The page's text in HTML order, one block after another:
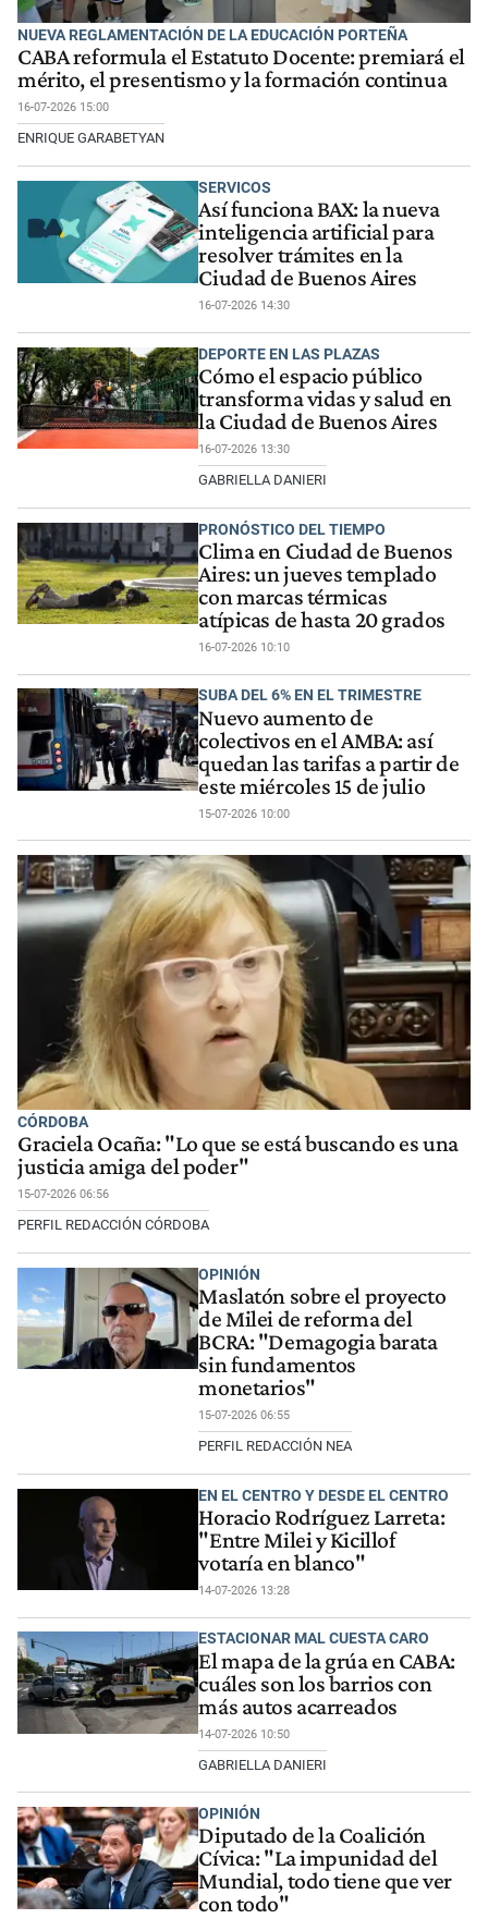
NUEVA REGLAMENTACIÓN DE LA EDUCACIÓN PORTEÑA
CABA reformula el Estatuto Docente: premiará el
mérito, el presentismo y la formación continua
16-07-2026 15:00
ENRIQUE GARABETYAN
SERVICOS
Así funciona BAX: la nueva
inteligencia artificial para
resolver trámites en la
Ciudad de Buenos Aires
16-07-2026 14:30
DEPORTE EN LAS PLAZAS
Cómo el espacio público
transforma vidas y salud en
la Ciudad de Buenos Aires
16-07-2026 13:30
GABRIELLA DANIERI
PRONÓSTICO DEL TIEMPO
Clima en Ciudad de Buenos
Aires: un jueves templado
con marcas térmicas
atípicas de hasta 20 grados
16-07-2026 10:10
SUBA DEL 6% EN EL TRIMESTRE
Nuevo aumento de
colectivos en el AMBA: así
quedan las tarifas a partir de
este miércoles 15 de julio
15-07-2026 10:00
CÓRDOBA
Graciela Ocaña: "Lo que se está buscando es una
justicia amiga del poder"
15-07-2026 06:56
PERFIL REDACCIÓN CÓRDOBA
OPINIÓN
Maslatón sobre el proyecto
de Milei de reforma del
BCRA: "Demagogia barata
sin fundamentos
monetarios"
15-07-2026 06:55
PERFIL REDACCIÓN NEA
EN EL CENTRO Y DESDE EL CENTRO
Horacio Rodríguez Larreta:
"Entre Milei y Kicillof
votaría en blanco"
14-07-2026 13:28
ESTACIONAR MAL CUESTA CARO
El mapa de la grúa en CABA:
cuáles son los barrios con
más autos acarreados
14-07-2026 10:50
GABRIELLA DANIERI
OPINIÓN
Diputado de la Coalición
Cívica: "La impunidad del
Mundial, todo tiene que ver
con todo"